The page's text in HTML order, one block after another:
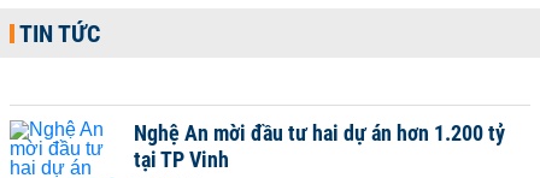
TIN TỨC
Nghệ An mời đầu tư hai dự án hơn 1.200 tỷ
tại TP Vinh